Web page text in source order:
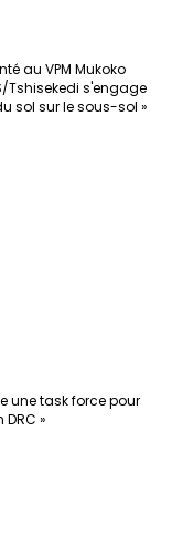
au VPM Mukoko
Tshisekedi s'engage
sol sur le sous-sol »
une task force pour
»